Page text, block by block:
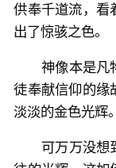
供奉千道流，看
出了惊骇之色。
神像本是凡
徒奉献信仰的缘
淡淡的金色光辉。
可万万没想